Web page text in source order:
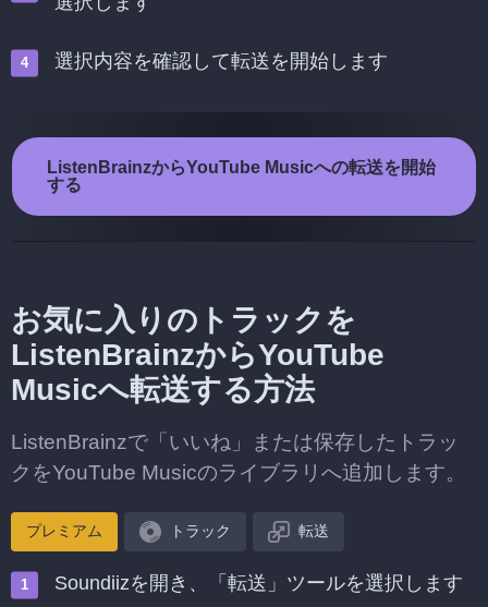
選択内容を確認して転送を開始します
ListenBrainzからYouTube Musicへの転送を開始
する
お気に入りのトラックを
ListenBrainzからYouTube
Musicへ転送する方法
ListenBrainzで「いいね」または保存したトラッ
クをYouTube Musicのライブラリへ追加します。
プレミアム トラック 転送
Soundiizを開き、「転送」ツールを選択します